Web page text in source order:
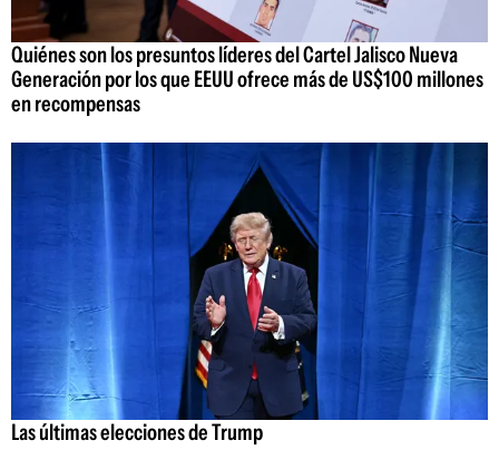
Quiénes son los presuntos líderes del Cartel Jalisco Nueva
Generación por los que EEUU ofrece más de US$100 millones
en recompensas
Las últimas elecciones de Trump